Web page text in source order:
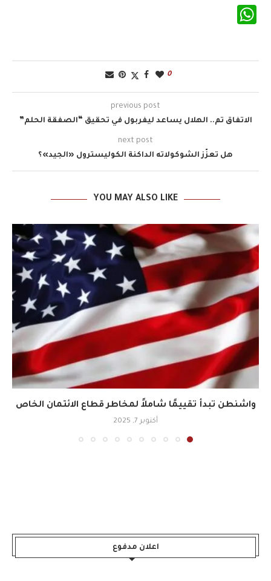
0
previous post
الاتفاق تم.. الهلال يساعد ليفربول في تحقيق “الصفقة الحلم”
next post
هل تعزّز الشوكولاته الداكنة الكوليسترول «الجيد»؟
YOU MAY ALSO LIKE
واشنطن تبدأ تقييمًا شاملاً لمخاطر قطاع الائتمان الخاص
أكتوبر 7, 2025
اعلان مدفوع